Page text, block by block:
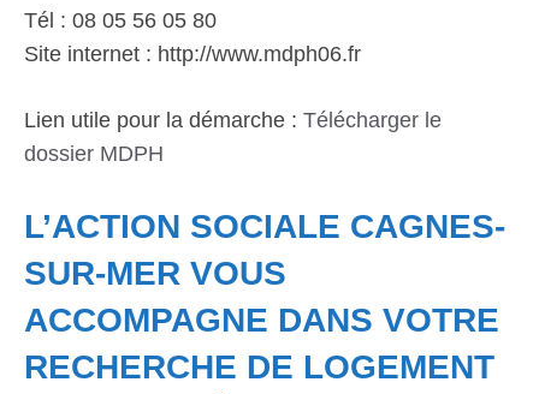
Tél : 08 05 56 05 80
Site internet : http://www.mdph06.fr
Lien utile pour la démarche : Télécharger le
dossier MDPH
L’ACTION SOCIALE CAGNES-
SUR-MER VOUS
ACCOMPAGNE DANS VOTRE
RECHERCHE DE LOGEMENT